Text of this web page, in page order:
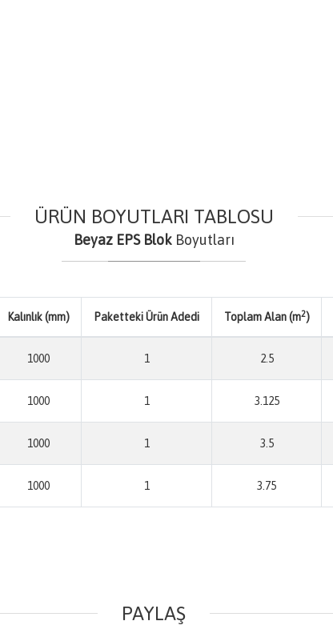
ÜRÜN BOYUTLARI TABLOSU
Beyaz EPS BlokBoyutları
Kalınlık (mm) Paketteki Ürün Adedi Toplam Alan (m2)
1000 1 2.5
1000 1 3.125
1000 1 3.5
1000 1 3.75
PAYLAŞ